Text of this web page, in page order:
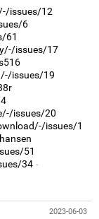
issues/12
6
61
issues/17
issues/19
issues/20
issues/1
51
34
2023-06-03